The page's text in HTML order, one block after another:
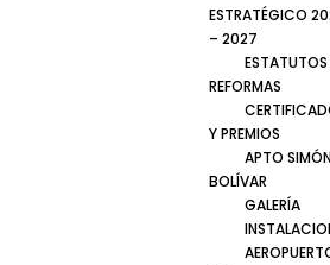
ESTRATÉGICO
– 2027
ESTATUTOS
REFORMAS
Y PREMIOS
APTO
BOLÍVAR
GALERÍA